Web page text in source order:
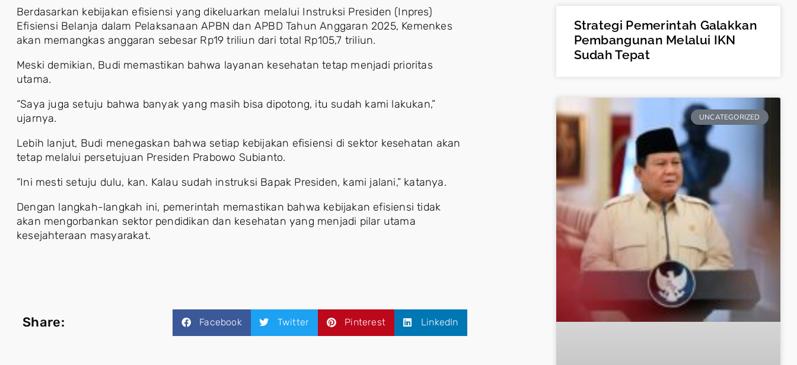
Berdasarkan kebijakan efisiensi yang dikeluarkan melalui Instruksi Presiden (Inpres)
Efisiensi Belanja dalam Pelaksanaan APBN dan APBD Tahun Anggaran 2025, Kemenkes
akan memangkas anggaran sebesar Rp19 triliun dari total Rp105,7 triliun.
Meski demikian, Budi memastikan bahwa layanan kesehatan tetap menjadi prioritas
utama.
“Saya juga setuju bahwa banyak yang masih bisa dipotong, itu sudah kami lakukan,”
ujarnya.
Lebih lanjut, Budi menegaskan bahwa setiap kebijakan efisiensi di sektor kesehatan akan
tetap melalui persetujuan Presiden Prabowo Subianto.
“Ini mesti setuju dulu, kan. Kalau sudah instruksi Bapak Presiden, kami jalani,” katanya.
Dengan langkah-langkah ini, pemerintah memastikan bahwa kebijakan efisiensi tidak
akan mengorbankan sektor pendidikan dan kesehatan yang menjadi pilar utama
kesejahteraan masyarakat.
Share: Facebook Twitter Pinterest LinkedIn
Strategi Pemerintah Galakkan
Pembangunan Melalui IKN
Sudah Tepat
UNCATEGORIZED